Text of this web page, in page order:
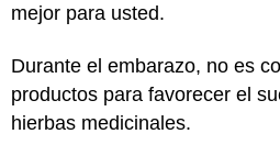
mejor para usted.
Durante el embarazo, no es
productos para favorecer el
hierbas medicinales.